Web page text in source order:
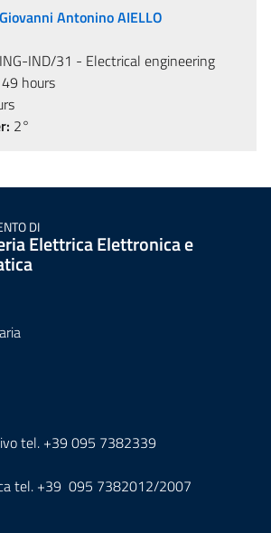
Giovanni Antonino AIELLO
ING-IND/31 - Electrical engineering
49 hours
2°
DI
Elettrica Elettronica e
tel. +39 095 7382339
tel. +39 095 7382012/2007